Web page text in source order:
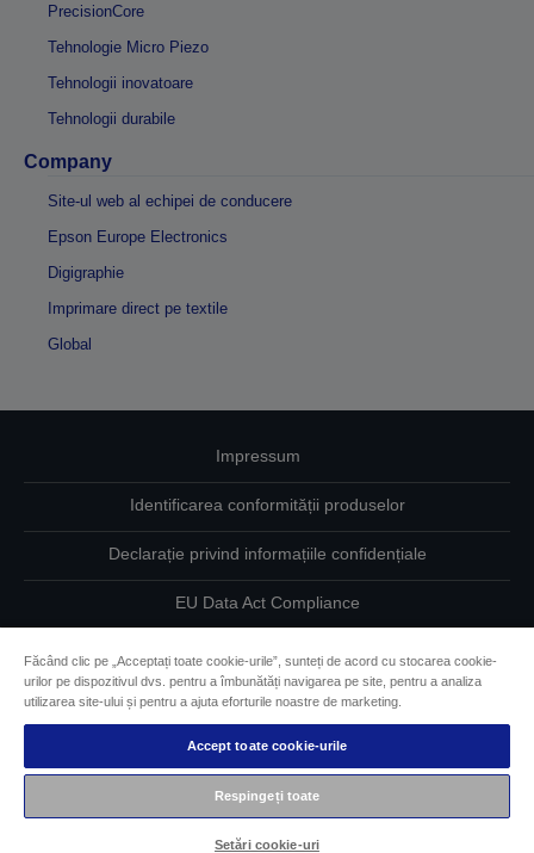
PrecisionCore
Tehnologie Micro Piezo
Tehnologii inovatoare
Tehnologii durabile
Company
Site-ul web al echipei de conducere
Epson Europe Electronics
Digigraphie
Imprimare direct pe textile
Global
Impressum
Identificarea conformității produselor
Declarație privind informațiile confidențiale
EU Data Act Compliance
Informaţii despre modulele cookie
Angajamentul Epson pe linie de accesibilitate
Drepturi de autor © 2026 Seiko Epson
Făcând clic pe „Acceptați toate cookie-urile”, sunteți de acord cu stocarea cookie-
urilor pe dispozitivul dvs. pentru a îmbunătăți navigarea pe site, pentru a analiza
utilizarea site-ului și pentru a ajuta eforturile noastre de marketing.
Accept toate cookie-urile
Respingeți toate
Setări cookie-uri